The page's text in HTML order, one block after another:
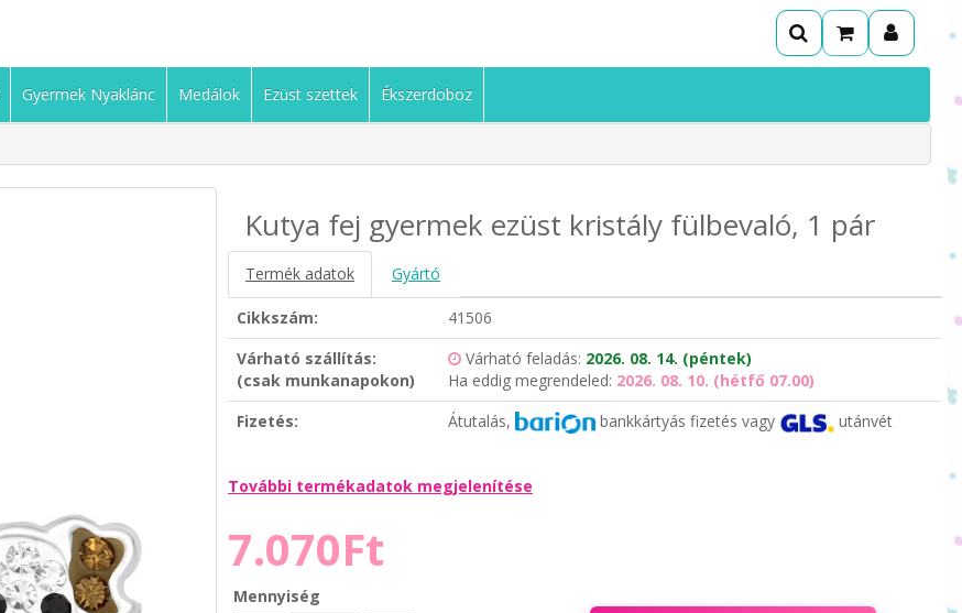
Gyermek Nyaklánc Medálok Ezüst szettek Ékszerdoboz
Kutya fej gyermek ezüst kristály fülbevaló, 1 pár
Termék adatok Gyártó
Cikkszám:
41506
Várható szállítás:
(csak munkanapokon)
Várható feladás: 2026. 08. 14. (péntek)
Ha eddig megrendeled: 2026. 08. 10. (hétfő 07.00)
Fizetés:
Átutalás, bankkártyás fizetés vagy utánvét
További termékadatok megjelenítése
7.070Ft
Mennyiség